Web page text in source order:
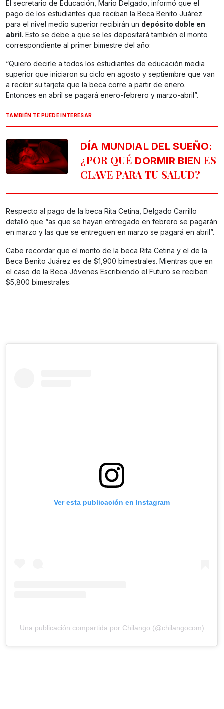
El secretario de Educación, Mario Delgado, informó que el
pago de los estudiantes que reciban la Beca Benito Juárez
para el nivel medio superior recibirán un depósito doble en
abril . Esto se debe a que se les depositará también el monto
correspondiente al primer bimestre del año:
“Quiero decirle a todos los estudiantes de educación media
superior que iniciaron su ciclo en agosto y septiembre que van
a recibir su tarjeta que la beca corre a partir de enero.
Entonces en abril se pagará enero-febrero y marzo-abril”.
TAMBIÉN TE PUEDE INTERESAR
DÍA MUNDIAL DEL SUEÑO:
¿POR QUÉ DORMIR BIEN ES
CLAVE PARA TU SALUD?
Respecto al pago de la beca Rita Cetina, Delgado Carrillo
detalló que “as que se hayan entregado en febrero se pagarán
en marzo y las que se entreguen en marzo se pagará en abril”.
Cabe recordar que el monto de la beca Rita Cetina y el de la
Beca Benito Juárez es de $1,900 bimestrales. Mientras que en
el caso de la Beca Jóvenes Escribiendo el Futuro se reciben
$5,800 bimestrales.
Ver esta publicación en Instagram
Una publicación compartida por Chilango (@chilangocom)